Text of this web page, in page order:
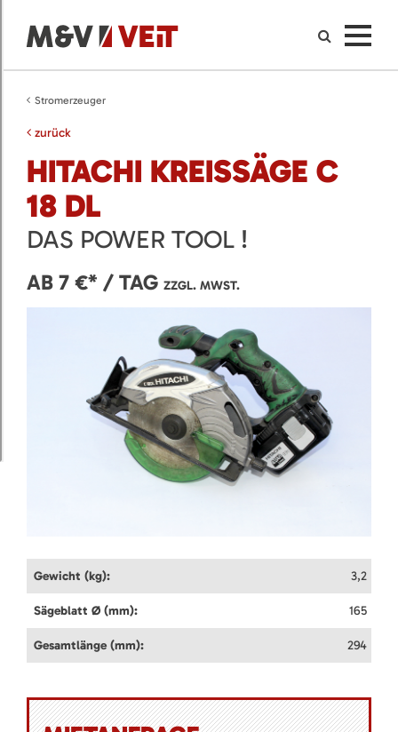
Stromerzeuger
zurück
HITACHI KREISSÄGE C
18 DL
DAS POWER TOOL !
AB 7 €* / TAG ZZGL. MWST.
Gewicht (kg): 3,2
Sägeblatt Ø (mm): 165
Gesamtlänge (mm): 294